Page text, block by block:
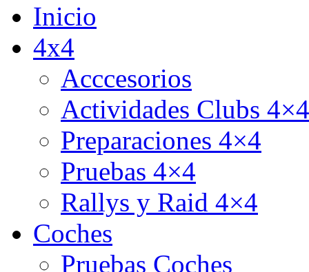
Inicio
4x4
Acccesorios
Actividades Clubs 4×4
Preparaciones 4×4
Pruebas 4×4
Rallys y Raid 4×4
Coches
Pruebas Coches